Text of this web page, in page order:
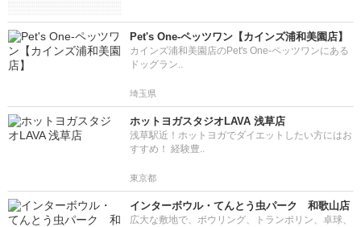
Pet's One-ペッツワン【カインズ浦和美園店】
カインズ浦和美園店のPet's One-ペッツワンにある
ドッグラン..
埼玉県
ホットヨガスタジオLAVA 浅草店
浅草駅近！ホットヨガでダイエットしたい方にはお
すすめ！ 経験豊..
東京都
インターボウル・てんとう虫パーク 和歌山店
広大な敷地で、ボウリング、トランポリン、卓球、